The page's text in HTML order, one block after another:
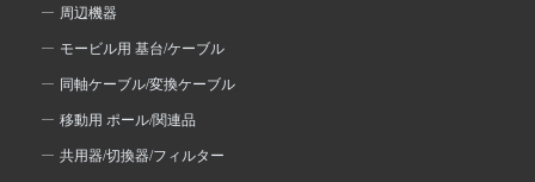
周辺機器
モービル用 基台/ケーブル
同軸ケーブル/変換ケーブル
移動用 ポール/関連品
共用器/切換器/フィルター